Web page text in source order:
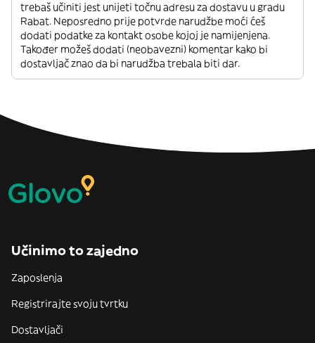
trebaš učiniti jest unijeti točnu adresu za dostavu u gradu
Rabat. Neposredno prije potvrde narudžbe moći ćeš
dodati podatke za kontakt osobe kojoj je namijenjena.
Također možeš dodati (neobavezni) komentar kako bi
dostavljač znao da bi narudžba trebala biti dar.
Učinimo to zajedno
Zaposlenja
Registrirajte svoju tvrtku
Dostavljači